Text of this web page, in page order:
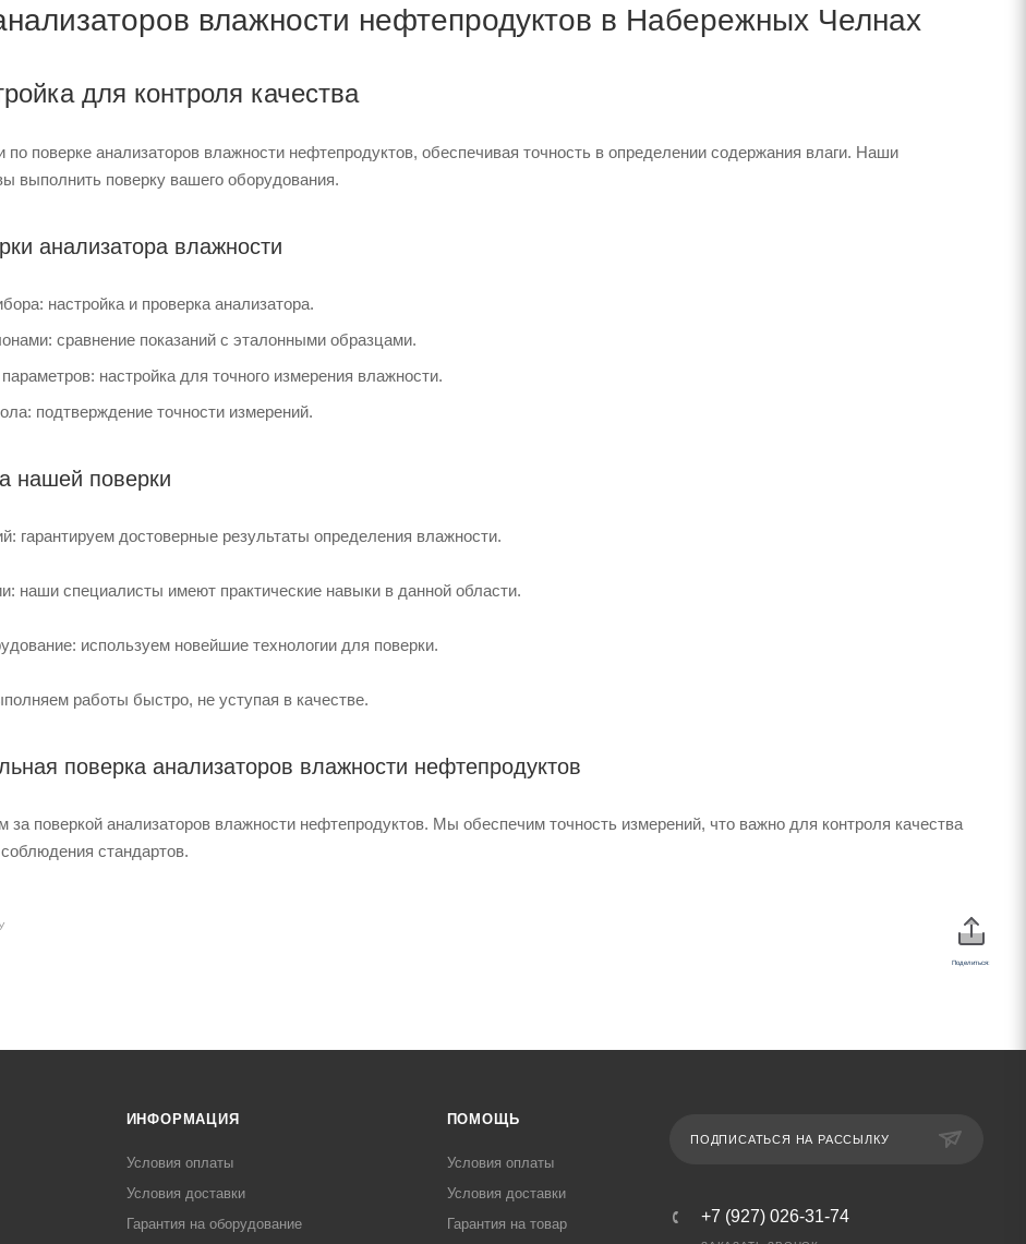
влажности нефтепродуктов в Набережных Челнах
для контроля качества
по поверке анализаторов влажности нефтепродуктов, обеспечивая точность в определении содержания влаги. Наши
выполнить поверку вашего оборудования.
анализатора влажности
настройка и проверка анализатора.
сравнение показаний с эталонными образцами.
настройка для точного измерения влажности.
подтверждение точности измерений.
нашей поверки
гарантируем достоверные результаты определения влажности.
наши специалисты имеют практические навыки в данной области.
используем новейшие технологии для поверки.
работы быстро, не уступая в качестве.
поверка анализаторов влажности нефтепродуктов
поверкой анализаторов влажности нефтепродуктов. Мы обеспечим точность измерений, что важно для контроля качества
стандартов.
Поделиться:
ИНФОРМАЦИЯ
Условия оплаты
Условия доставки
Гарантия на оборудование
ПОМОЩЬ
Условия оплаты
Условия доставки
Гарантия на товар
ПОДПИСАТЬСЯ НА РАССЫЛКУ
+7 (927) 026-31-74